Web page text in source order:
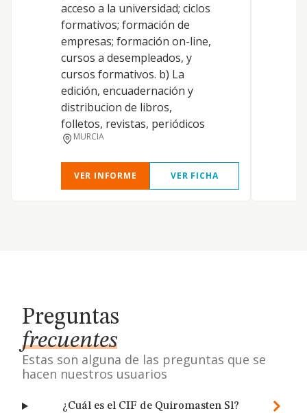
acceso a la universidad; ciclos
formativos; formación de
empresas; formación on-line,
cursos a desempleados, y
cursos formativos. b) La
edición, encuadernación y
distribucion de libros,
folletos, revistas, periódicos
MURCIA
VER INFORME VER FICHA
Preguntas
frecuentes
Estas son alguna de las preguntas que se
hacen nuestros usuarios
¿Cuál es el CIF de Quiromasten Sl?